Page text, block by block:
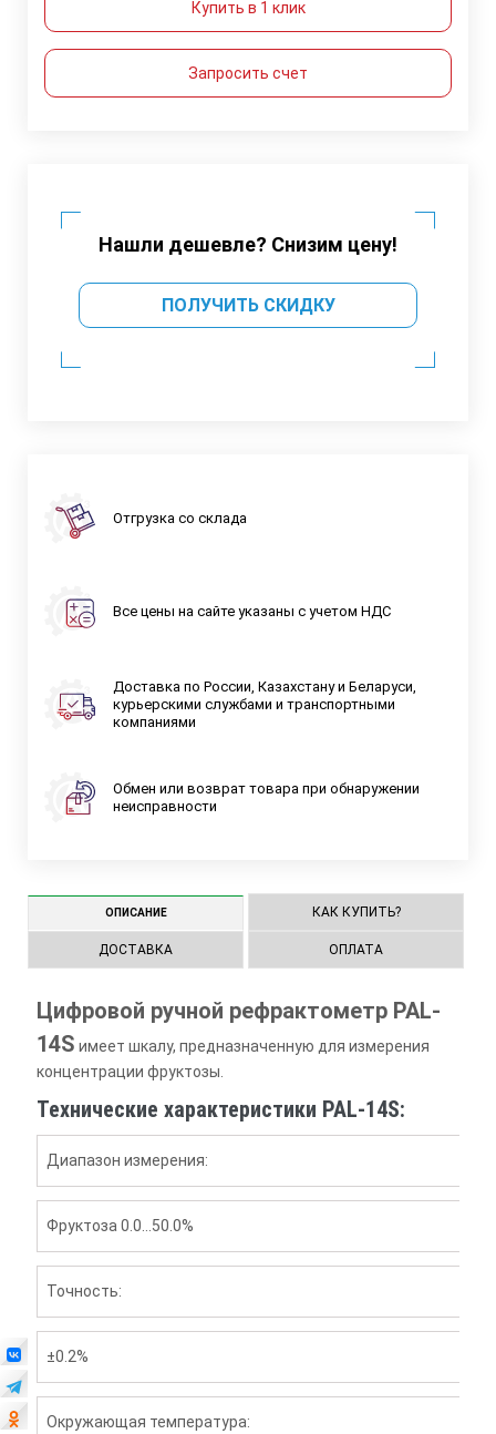
Купить в 1 клик
Запросить счет
Нашли дешевле? Снизим цену!
ПОЛУЧИТЬ СКИДКУ
Отгрузка со склада
Все цены на сайте указаны с учетом НДС
Доставка по России, Казахстану и Беларуси,
курьерскими службами и транспортными
компаниями
Обмен или возврат товара при обнаружении
неисправности
ОПИСАНИЕ КАК КУПИТЬ?
ДОСТАВКА ОПЛАТА
Цифровой ручной рефрактометр PAL-
14S имеет шкалу, предназначенную для измерения
концентрации фруктозы.
Технические характеристики PAL-14S:
Диапазон измерения:
Фруктоза 0.0…50.0%
Точность:
±0.2%
Окружающая температура: